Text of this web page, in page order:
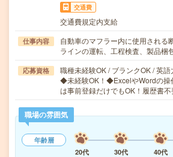
交通費
交通費規定内支給
仕事内容
自動車のマフラー内に使用される
ラインの運転、工程検査、製品
応募資格
職種未経験OK / ブランクOK / 英語
◆未経験OK！◆ExcelやWordの操
は事前登録だけでもOK！履歴書
職場の雰囲気
年齢層
20代
30代 40代